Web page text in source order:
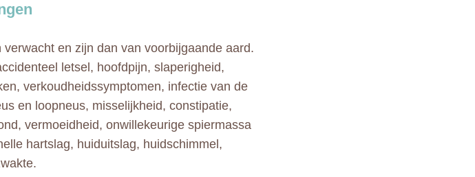
en zijn dan van voorbijgaande aard.
letsel, hoofdpijn, slaperigheid,
verkoudheidssymptomen, infectie van de
en loopneus, misselijkheid, constipatie,
vermoeidheid, onwillekeurige spiermassa
hartslag, huiduitslag, huidschimmel,